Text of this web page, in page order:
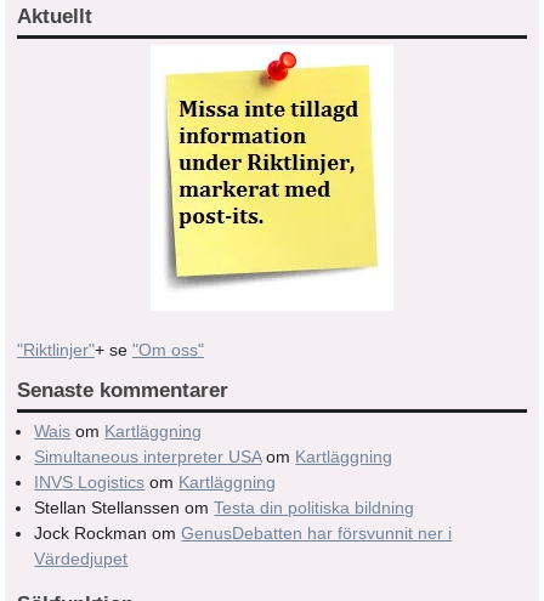
Aktuellt
"Riktlinjer"+ se "Om oss"
Senaste kommentarer
Wais om Kartläggning
Simultaneous interpreter USAom Kartläggning
INVS Logistics om Kartläggning
Stellan Stellanssen omTesta din politiska bildning
Jock Rockman omGenusDebatten har försvunnit ner i
Värdedjupet